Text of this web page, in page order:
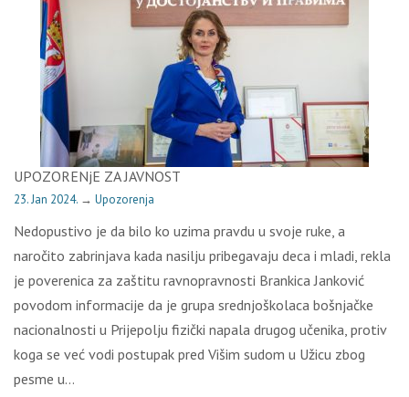
UPOZORENjE ZA JAVNOST
23. Jan 2024. → Upozorenja
Nedopustivo je da bilo ko uzima pravdu u svoje ruke, a
naročito zabrinjava kada nasilju pribegavaju deca i mladi, rekla
je poverenica za zaštitu ravnopravnosti Brankica Janković
povodom informacije da je grupa srednjoškolaca bošnjačke
nacionalnosti u Prijepolju fizički napala drugog učenika, protiv
koga se već vodi postupak pred Višim sudom u Užicu zbog
pesme u…